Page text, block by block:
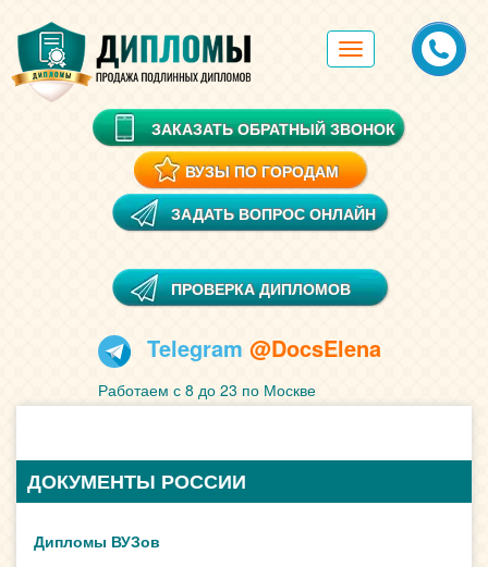
Toggle
navigation
ЗАКАЗАТЬ ОБРАТНЫЙ ЗВОНОК
ВУЗЫ ПО ГОРОДАМ
ЗАДАТЬ ВОПРОС ОНЛАЙН
ПРОВЕРКА ДИПЛОМОВ
Telegram @DocsElena
Работаем с 8 до 23 по Москве
ДОКУМЕНТЫ РОССИИ
Дипломы ВУЗов